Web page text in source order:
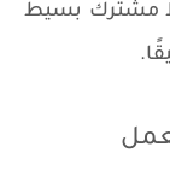
مشترك بسيط